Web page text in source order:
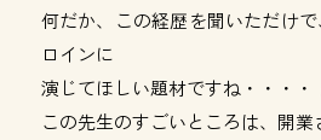
何だか、この経歴を聞いただけ
ロインに
演じてほしい題材ですね・・・・
この先生のすごいところは、開業